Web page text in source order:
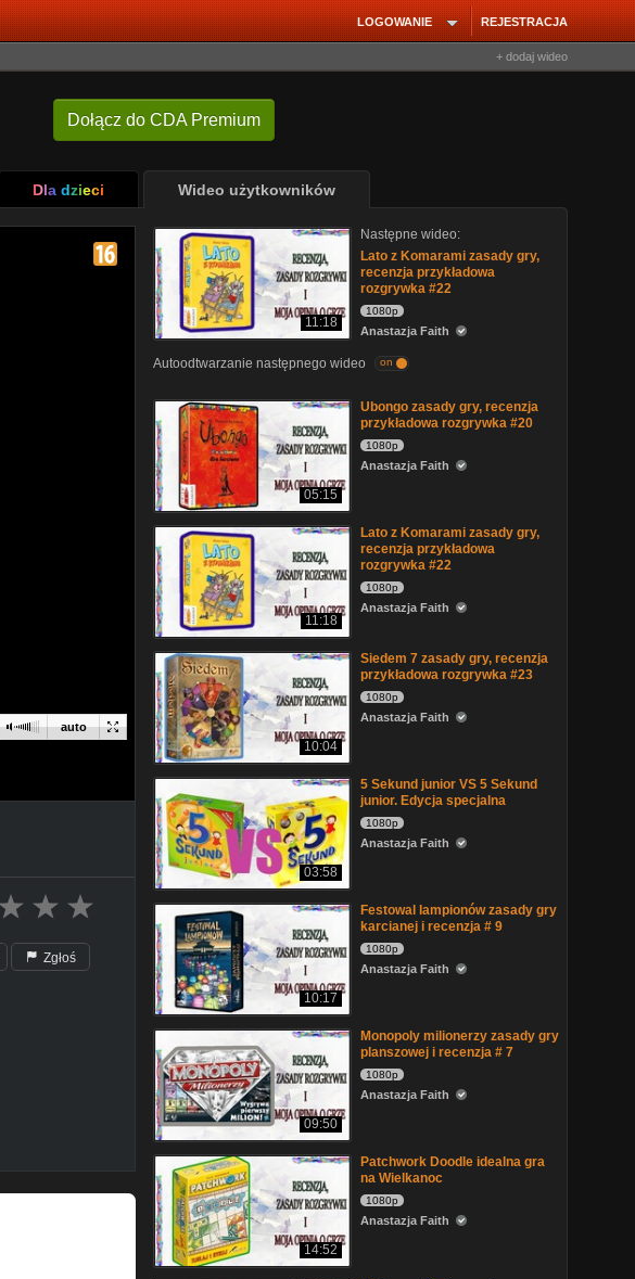
REJESTRACJA
LOGOWANIE
+ dodaj wideo
Dołącz do CDA Premium
Dla dzieci Wideo użytkowników
auto
Zgłoś
11:18
Następne wideo:
Lato z Komarami zasady gry,
recenzja przykładowa
rozgrywka #22
1080p
Anastazja Faith
Autoodtwarzanie następnego wideo on
05:15
Ubongo zasady gry, recenzja
przykładowa rozgrywka #20
1080p
Anastazja Faith
11:18
Lato z Komarami zasady gry,
recenzja przykładowa
rozgrywka #22
1080p
Anastazja Faith
10:04
Siedem 7 zasady gry, recenzja
przykładowa rozgrywka #23
1080p
Anastazja Faith
03:58
5 Sekund junior VS 5 Sekund
junior. Edycja specjalna
1080p
Anastazja Faith
10:17
Festowal lampionów zasady gry
karcianej i recenzja # 9
1080p
Anastazja Faith
09:50
Monopoly milionerzy zasady gry
planszowej i recenzja # 7
1080p
Anastazja Faith
14:52
Patchwork Doodle idealna gra
na Wielkanoc
1080p
Anastazja Faith